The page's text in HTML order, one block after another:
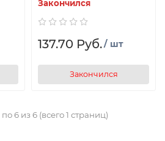
Закончился
137.70 Руб./ шт
Закончился
6 из 6 (всего 1 страниц)